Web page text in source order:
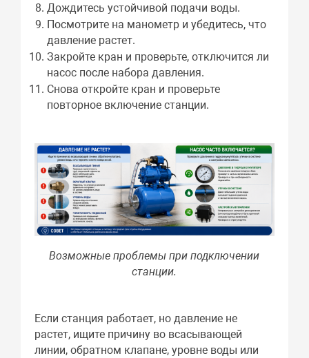
Дождитесь устойчивой подачи воды.
Посмотрите на манометр и убедитесь, что
давление растет.
Закройте кран и проверьте, отключится ли
насос после набора давления.
Снова откройте кран и проверьте
повторное включение станции.
Возможные проблемы при подключении
станции.
Если станция работает, но давление не
растет, ищите причину во всасывающей
линии, обратном клапане, уровне воды или